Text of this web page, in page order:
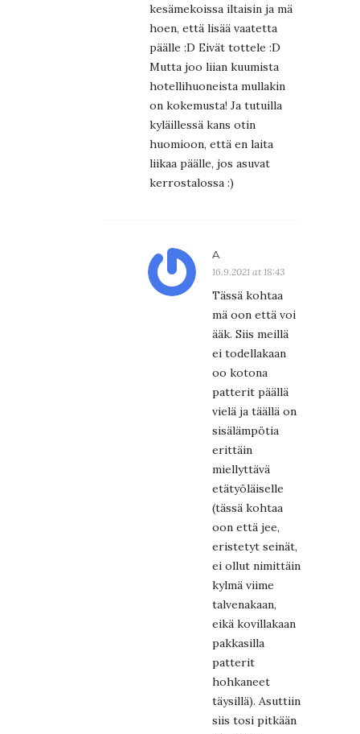
kesämekoissa iltaisin ja mä
hoen, että lisää vaatetta
päälle :D Eivät tottele :D
Mutta joo liian kuumista
hotellihuoneista mullakin
on kokemusta! Ja tutuilla
kyläillessä kans otin
huomioon, että en laita
liikaa päälle, jos asuvat
kerrostalossa :)
A
16.9.2021 at 18:43
Tässä kohtaa
mä oon että voi
ääk. Siis meillä
ei todellakaan
oo kotona
patterit päällä
vielä ja täällä on
sisälämpötia
erittäin
miellyttävä
etätyöläiselle
(tässä kohtaa
oon että jee,
eristetyt seinät,
ei ollut nimittäin
kylmä viime
talvenakaan,
eikä kovillakaan
pakkasilla
patterit
hohkaneet
täysillä). Asuttiin
siis tosi pitkään